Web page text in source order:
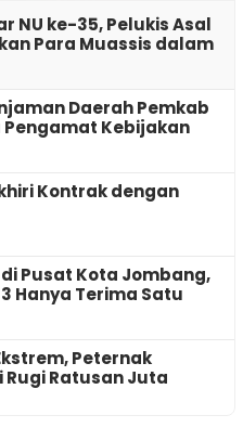
NU ke-35, Pelukis Asal
Para Muassis dalam
Daerah Pemkab
Kebijakan
Kontrak dengan
Pusat Kota Jombang,
Hanya Terima Satu
Peternak
Rugi Ratusan Juta